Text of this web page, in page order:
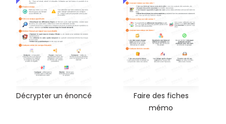
Décrypter un énoncé
Faire des fiches
mémo